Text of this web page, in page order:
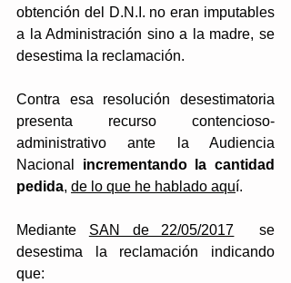
obtención del D.N.I. no eran imputables
a la Administración sino a la madre, se
desestima la reclamación.
Contra esa resolución desestimatoria
presenta recurso contencioso-
administrativo ante la Audiencia
Nacional
incrementando la cantidad
pedida, de lo que he hablado aquí.
Mediante SAN de 22/05/2017
  se
desestima la reclamación indicando
que: